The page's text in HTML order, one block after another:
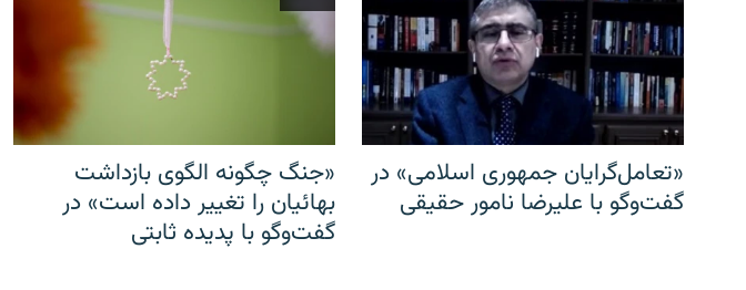
«تعامل‌گرایان جمهوری اسلامی» در
گفت‌وگو با علیرضا نامور حقیقی
«جنگ چگونه الگوی بازداشت
بهائیان را تغییر داده است» در
گفت‌وگو با پدیده ثابتی